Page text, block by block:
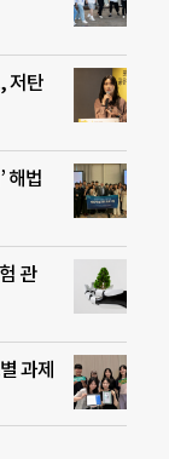
저탄
해법
관
과제